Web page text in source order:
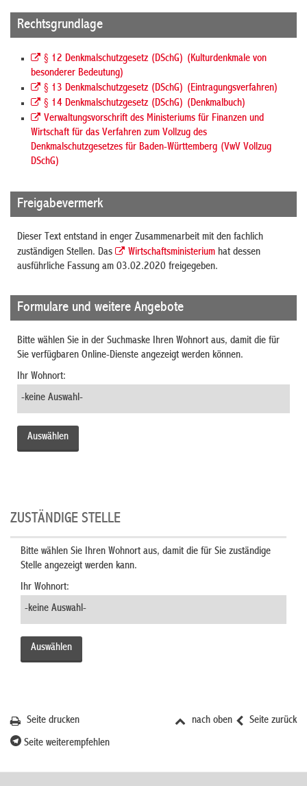
Rechtsgrundlage
§ 12 Denkmalschutzgesetz (DSchG) (Kulturdenkmale von
besonderer Bedeutung)
§ 13 Denkmalschutzgesetz (DSchG) (Eintragungsverfahren)
§ 14 Denkmalschutzgesetz (DSchG) (Denkmalbuch)
Verwaltungsvorschrift des Ministeriums für Finanzen und
Wirtschaft für das Verfahren zum Vollzug des
Denkmalschutzgesetzes für Baden-Württemberg (VwV Vollzug
DSchG)
Freigabevermerk
Dieser Text entstand in enger Zusammenarbeit mit den fachlich
zuständigen Stellen. Das
Wirtschaftsministerium hat dessen
ausführliche Fassung am 03.02.2020 freigegeben.
Formulare und weitere Angebote
Bitte wählen Sie in der Suchmaske Ihren Wohnort aus, damit die für
Sie verfügbaren Online-Dienste angezeigt werden können.
Ihr Wohnort:
ZUSTÄNDIGE STELLE
Bitte wählen Sie Ihren Wohnort aus, damit die für Sie zuständige
Stelle angezeigt werden kann.
Ihr Wohnort:
Seite zurück
nach oben
Seite drucken
Seite weiterempfehlen